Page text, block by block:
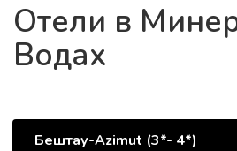
Отели в
Водах
Бештау-Azimut (3*- 4*)